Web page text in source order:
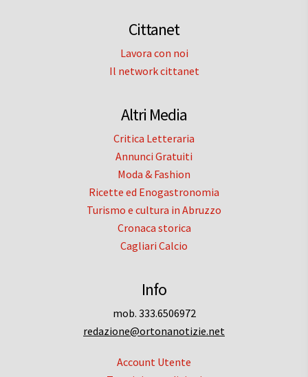
Cittanet
Lavora con noi
Il network cittanet
Altri Media
Critica Letteraria
Annunci Gratuiti
Moda & Fashion
Ricette ed Enogastronomia
Turismo e cultura in Abruzzo
Cronaca storica
Cagliari Calcio
Info
mob. 333.6506972
redazione@ortonanotizie.net
Account Utente